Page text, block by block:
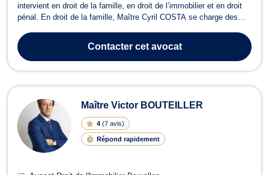
intervient en droit de la famille, en droit de l’immobilier et en droit
pénal. En droit de la famille, Maître Cyril COSTA se charge des
légale, de filiation, de droit de garde et de droit de visite, de
pension a...
Contactercet avocat
Maître Victor BOUTEILLER
4 (7 avis)
Répond rapidement